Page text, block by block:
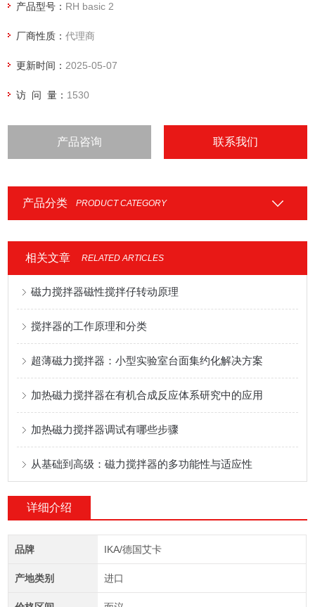
产品型号： RH basic 2
厂商性质：代理商
更新时间： 2025-05-07
访 问 量： 1530
产品咨询 联系我们
产品分类 PRODUCT CATEGORY
相关文章 RELATED ARTICLES
磁力搅拌器磁性搅拌仔转动原理
搅拌器的工作原理和分类
超薄磁力搅拌器：小型实验室台面集约化解决方案
加热磁力搅拌器在有机合成反应体系研究中的应用
加热磁力搅拌器调试有哪些步骤
从基础到高级：磁力搅拌器的多功能性与适应性
详细介绍
品牌 IKA/德国艾卡
产地类别 进口